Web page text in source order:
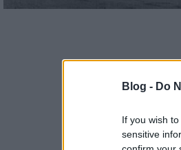
Blog - Do
If you wish
sensitive